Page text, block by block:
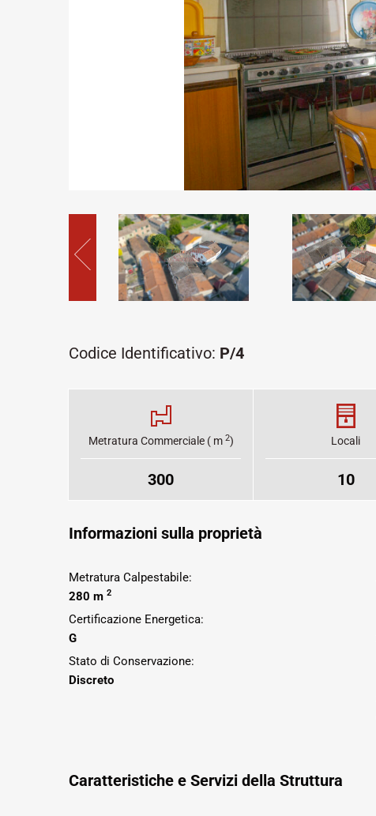
Codice Identificativo: P/4
Metratura Commerciale ( m 2)
300
Locali
10
Informazioni sulla proprietà
Metratura Calpestabile:
280 m 2
Certificazione Energetica:
G
Stato di Conservazione:
Discreto
Caratteristiche e Servizi della Struttura